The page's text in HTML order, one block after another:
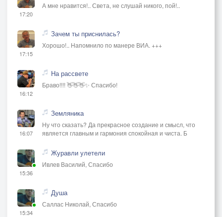
17:20
А мне нравится!.. Света, не слушай никого, пой!..
17:15
Зачем ты приснилась?
Хорошо!.. Напомнило по манере ВИА. +++
16:12
На рассвете
Браво!!!! 👋👋👋✨ Спасибо!
16:07
Земляника
Ну что сказать? Да прекрасное создание и смысл, что
является главным и гармония спокойная и чиста. Б
15:36
Журавли улетели
Ивлев Василий, Спасибо
15:34
Душа
Саллас Николай, Спасибо